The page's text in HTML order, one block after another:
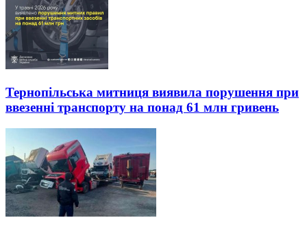
Тернопільська митниця виявила порушення при
ввезенні транспорту на понад 61 млн гривень